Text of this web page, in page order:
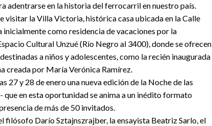
adentrarse en la historia del ferrocarril en nuestro país.
visitar la Villa Victoria, histórica casa ubicada en la Calle
como residencia de vacaciones por la
Cultural Unzué (Río Negro al 3400), donde se ofrecen
a niños y adolescentes, como la recién inaugurada
creada por María Verónica Ramírez.
27 y 28 de enero una nueva edición de la Noche de las
en esta oportunidad se anima a un inédito formato
de más de 50 invitados.
filósofo Darío Sztajnszrajber, la ensayista Beatriz Sarlo, el